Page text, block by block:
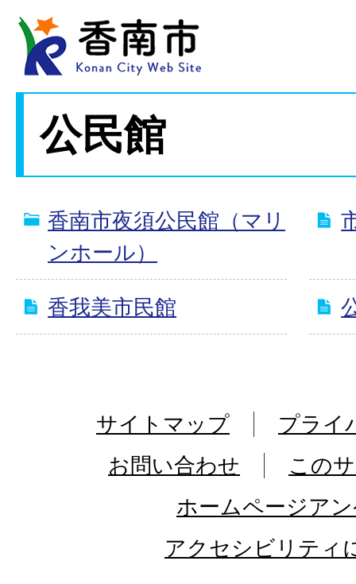
公民館
香南市夜須公民館（マリ
ンホール）
香我美市民館
サイトマップ
プライ
お問い合わせ
この
ホームページア
アクセシビリティ